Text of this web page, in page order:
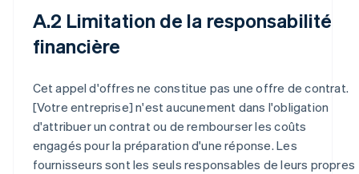
A.2 Limitation de la responsabilité
financière
Cet appel d'offres ne constitue pas une offre de contrat.
[Votre entreprise] n'est aucunement dans l'obligation
d'attribuer un contrat ou de rembourser les coûts
engagés pour la préparation d'une réponse. Les
fournisseurs sont les seuls responsables de leurs propres